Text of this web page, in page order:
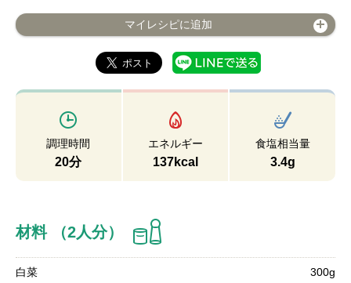
マイレシピに追加
調理時間
20分
エネルギー
137kcal
食塩相当量
3.4g
材料 （2人分）
白菜 300g